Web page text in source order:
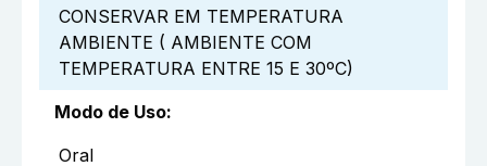
CONSERVAR EM TEMPERATURA
AMBIENTE ( AMBIENTE COM
TEMPERATURA ENTRE 15 E 30ºC)
Modo de Uso:
Oral